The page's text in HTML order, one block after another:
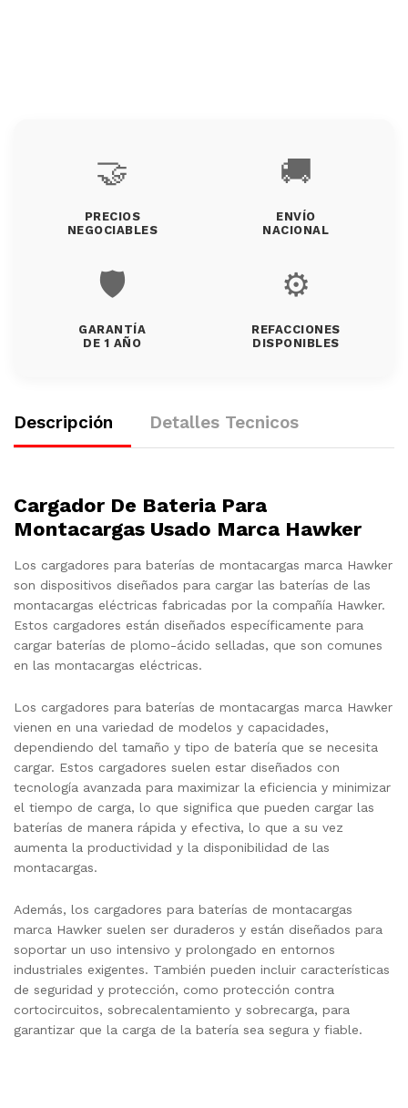
🤝
PRECIOS
NEGOCIABLES
🚚
ENVÍO
NACIONAL
🛡️
GARANTÍA
DE 1 AÑO
⚙️
REFACCIONES
DISPONIBLES
Descripción Detalles Tecnicos
Cargador De Bateria Para
Montacargas Usado Marca Hawker
Los cargadores para baterías de montacargas marca Hawker
son dispositivos diseñados para cargar las baterías de las
montacargas eléctricas fabricadas por la compañía Hawker.
Estos cargadores están diseñados específicamente para
cargar baterías de plomo-ácido selladas, que son comunes
en las montacargas eléctricas.
Los cargadores para baterías de montacargas marca Hawker
vienen en una variedad de modelos y capacidades,
dependiendo del tamaño y tipo de batería que se necesita
cargar. Estos cargadores suelen estar diseñados con
tecnología avanzada para maximizar la eficiencia y minimizar
el tiempo de carga, lo que significa que pueden cargar las
baterías de manera rápida y efectiva, lo que a su vez
aumenta la productividad y la disponibilidad de las
montacargas.
Además, los cargadores para baterías de montacargas
marca Hawker suelen ser duraderos y están diseñados para
soportar un uso intensivo y prolongado en entornos
industriales exigentes. También pueden incluir características
de seguridad y protección, como protección contra
cortocircuitos, sobrecalentamiento y sobrecarga, para
garantizar que la carga de la batería sea segura y fiable.